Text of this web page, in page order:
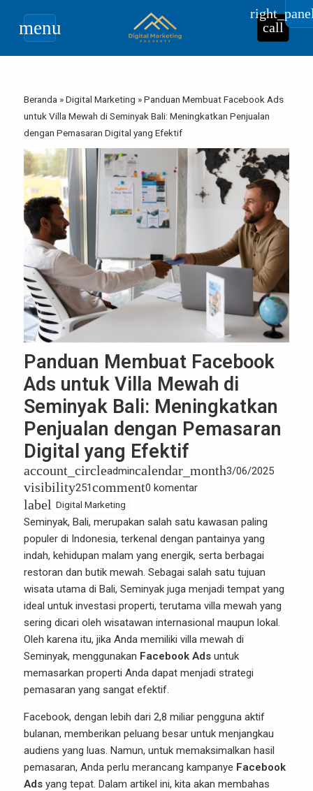
menu call
Beranda »Digital Marketing »Panduan Membuat Facebook Ads
untuk Villa Mewah di Seminyak Bali: Meningkatkan Penjualan
dengan Pemasaran Digital yang Efektif
Panduan Membuat Facebook
Ads untuk Villa Mewah di
Seminyak Bali: Meningkatkan
Penjualan dengan Pemasaran
Digital yang Efektif
account_circleadmincalendar_month3/06/2025
visibility251comment0 komentar
label Digital Marketing
Seminyak, Bali, merupakan salah satu kawasan paling
populer di Indonesia, terkenal dengan pantainya yang
indah, kehidupan malam yang energik, serta berbagai
restoran dan butik mewah. Sebagai salah satu tujuan
wisata utama di Bali, Seminyak juga menjadi tempat yang
ideal untuk investasi properti, terutama villa mewah yang
sering dicari oleh wisatawan internasional maupun lokal.
Oleh karena itu, jika Anda memiliki villa mewah di
Seminyak, menggunakan Facebook Ads untuk
memasarkan properti Anda dapat menjadi strategi
pemasaran yang sangat efektif.
Facebook, dengan lebih dari 2,8 miliar pengguna aktif
bulanan, memberikan peluang besar untuk menjangkau
audiens yang luas. Namun, untuk memaksimalkan hasil
pemasaran, Anda perlu merancang kampanye Facebook
Ads yang tepat. Dalam artikel ini, kita akan membahas